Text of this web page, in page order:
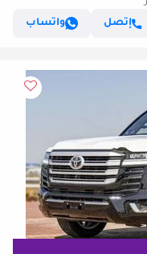
إتصل
واتساب